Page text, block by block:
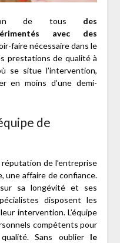
de tous des
avec des
faire nécessaire dans le
prestations de qualité à
se situe l’intervention,
en moins d’une demi-
de
de l’entreprise
une affaire de confiance.
sa longévité et ses
disposent les
intervention. L’équipe
compétents pour
Sans oublier le